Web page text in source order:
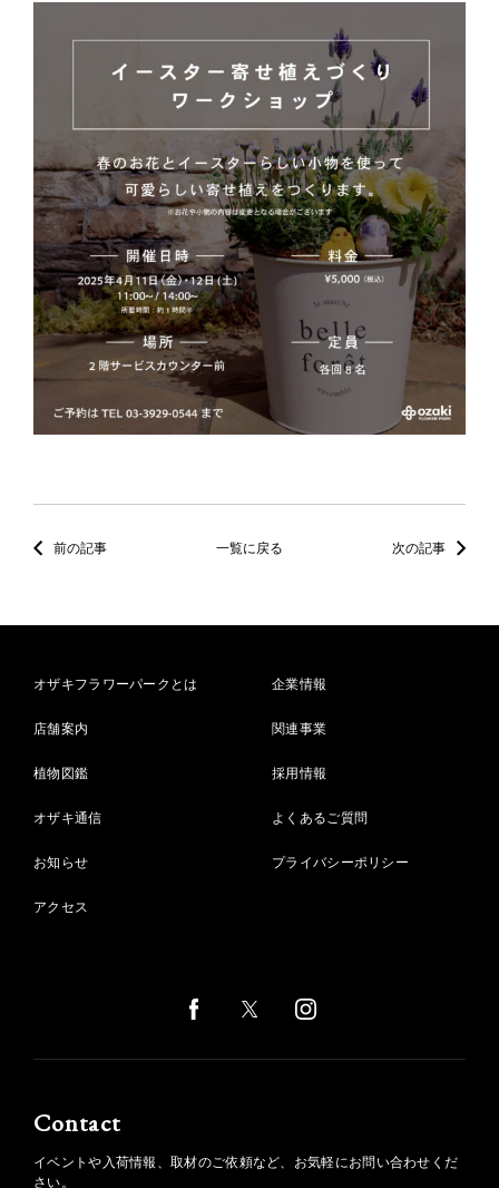
前の記事 一覧に戻る 次の記事
オザキフラワーパークとは
店舗案内
植物図鑑
オザキ通信
お知らせ
アクセス
企業情報
関連事業
採用情報
よくあるご質問
プライバシーポリシー
Contact
イベントや入荷情報、取材のご依頼など、お気軽にお問い合わせくだ
さい。